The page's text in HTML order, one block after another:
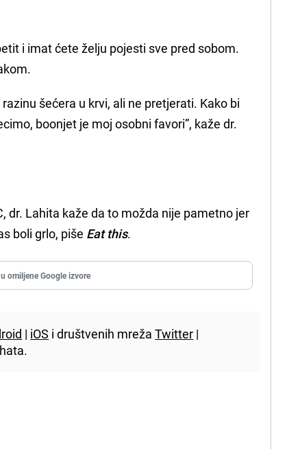
i imat ćete želju pojesti sve pred sobom.
šećera u krvi, ali ne pretjerati. Kako bi
boonjet je moj osobni favori”, kaže dr.
dr. Lahita kaže da to možda nije pametno jer
boli grlo, piše Eat this.
omiljene Google izvore
| iOS i društvenih mrežaTwitter |